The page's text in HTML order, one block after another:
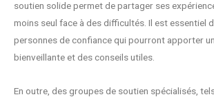
soutien solide permet de partager ses
moins seul face à des difficultés. Il est essentiel
personnes de confiance qui pourront apporter
bienveillante et des conseils utiles.
En outre, des groupes de soutien spécialisés,